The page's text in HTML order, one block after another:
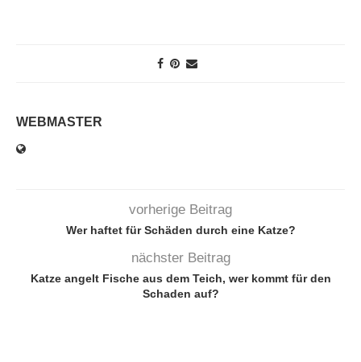
WEBMASTER
vorherige Beitrag
Wer haftet für Schäden durch eine Katze?
nächster Beitrag
Katze angelt Fische aus dem Teich, wer kommt für den
Schaden auf?